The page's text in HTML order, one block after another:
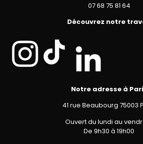
07 68 75 81 64
Découvrez notre
Notre adresse à
41 rue Beaubourg 75003
Ouvert du lundi au
De 9h30 à 19h00